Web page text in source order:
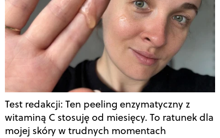
Test redakcji: Ten peeling enzymatyczny z
witaminą C stosuję od miesięcy. To ratunek dla
mojej skóry w trudnych momentach